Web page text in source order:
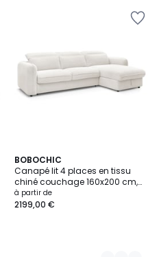
BOBOCHIC
Canapé lit 4 places en tissu
chiné couchage 160x200 cm,
ACHILLE
à partir de
2199,00 €
7
Couleurs